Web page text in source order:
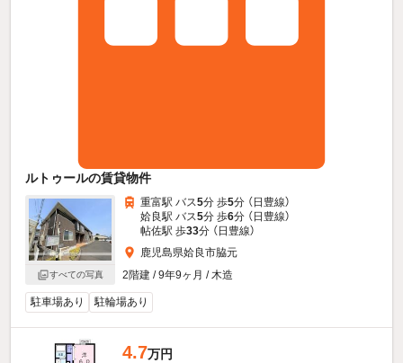
ルトゥールの賃貸物件
すべての写真
重富駅 バス5分 歩5分 （日豊線）
姶良駅 バス5分 歩6分 （日豊線）
帖佐駅 歩33分 （日豊線）
鹿児島県姶良市脇元
2階建 / 9年9ヶ月 / 木造
駐車場あり 駐輪場あり
4.7万円